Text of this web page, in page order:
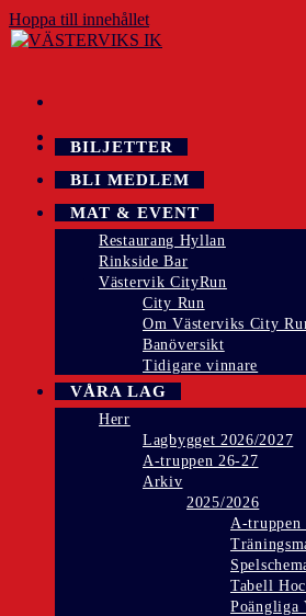
Hoppa till innehållet
BILJETTER
BLI MEDLEM
MAT & EVENT
Restaurang Hyllan
Rinkside Bar
Västervik CityRun
City Run
Om Västerviks City
Banöversikt
Tidigare vinnare
VÅRA LAG
Herr
Lagbygget 2026/2027
A-truppen 26-27
Arkiv
2025/2026
A-truppen
Tabell
Poängliga